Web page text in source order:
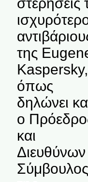
της
Kaspersky,
όπως
δηλώνει
ο
και
Διευθύνων
Σύμβουλος